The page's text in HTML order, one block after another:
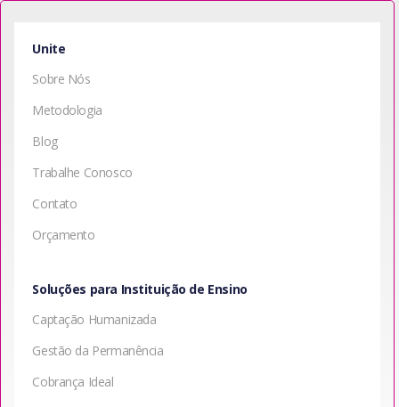
Unite
Sobre Nós
Metodologia
Blog
Trabalhe Conosco
Contato
Orçamento
Soluções para Instituição de Ensino
Captação Humanizada
Gestão da Permanência
Cobrança Ideal